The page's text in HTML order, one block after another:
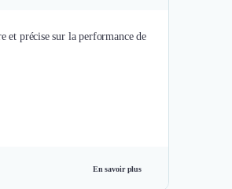
précise sur la performance de
En savoir plus